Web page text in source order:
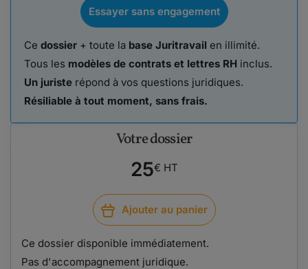
Votre dossier
25€ HT
Ajouter au panier
Ce dossier disponible immédiatement.
Pas d'accompagnement juridique.
Essayer sans engagement
Ce dossier + toute la base Juritravail en illimité.
Tous les modèles de contrats et lettres RH inclus.
Un juriste répond à vos questions juridiques.
Résiliable à tout moment, sans frais.